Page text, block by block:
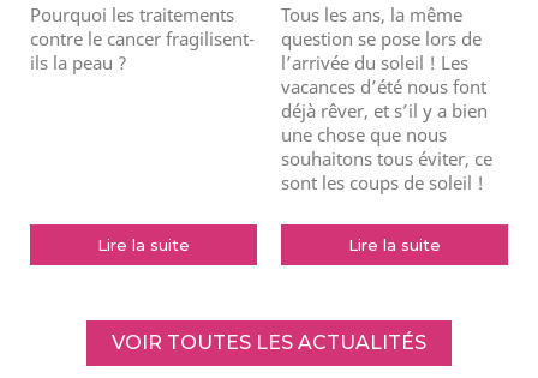
Pourquoi les traitements
contre le cancer fragilisent-
ils la peau ?
Lire la suite
Tous les ans, la même
question se pose lors de
l’arrivée du soleil ! Les
vacances d’été nous font
déjà rêver, et s’il y a bien
une chose que nous
souhaitons tous éviter, ce
sont les coups de soleil !
Lire la suite
VOIR TOUTES LES ACTUALITÉS